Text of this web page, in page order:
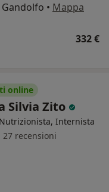
Gandolfo • Mappa
332 €
online
Silvia Zito
Internista
27 recensioni